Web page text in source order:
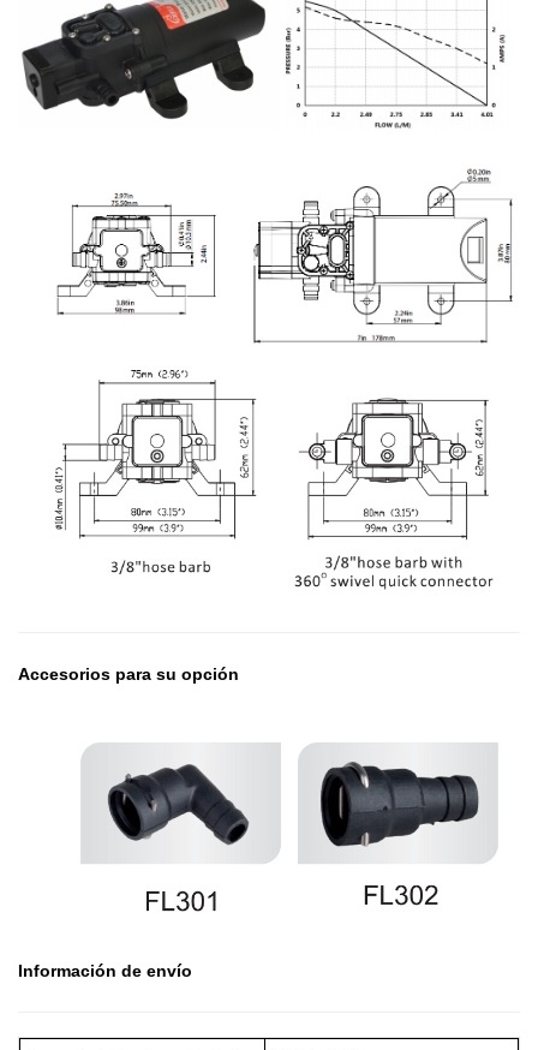
Accesorios para su opción
Información de envío